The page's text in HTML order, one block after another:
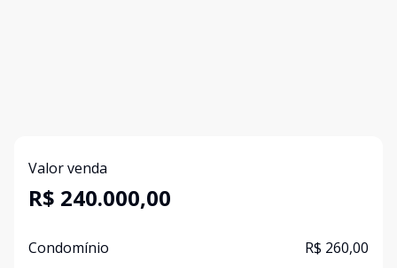
Valor venda
R$ 240.000,00
Condomínio R$ 260,00